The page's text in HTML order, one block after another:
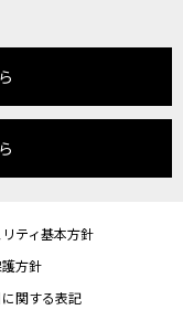
ティ基本方針
方針
関する表記